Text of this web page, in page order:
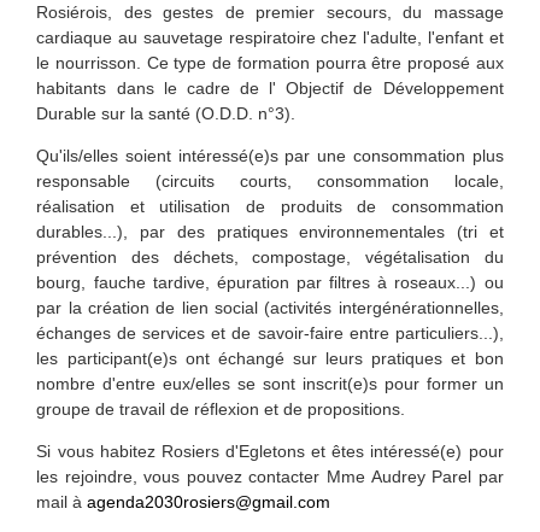
Rosiérois, des gestes de premier secours, du massage
cardiaque au sauvetage respiratoire chez l'adulte, l'enfant et
le nourrisson. Ce type de formation pourra être proposé aux
habitants dans le cadre de l' Objectif de Développement
Durable sur la santé (O.D.D. n°3).
Qu'ils/elles soient intéressé(e)s par une consommation plus
responsable (circuits courts, consommation locale,
réalisation et utilisation de produits de consommation
durables...), par des pratiques environnementales (tri et
prévention des déchets, compostage, végétalisation du
bourg, fauche tardive, épuration par filtres à roseaux...) ou
par lacréation de lien social(activités intergénérationnelles,
échanges de services et de savoir-faire entre particuliers...),
les participant(e)s ont échangé sur leurs pratiques et bon
nombre d'entre eux/elles se sont inscrit(e)s pour former un
groupe de travail de réflexion et de propositions
Si vous habitez Rosiers d'Egletons et êtes intéressé(e) pour
les rejoindre, vous pouvez contacter Mme Audrey Parel par
mail à agenda2030rosiers@gmail.com